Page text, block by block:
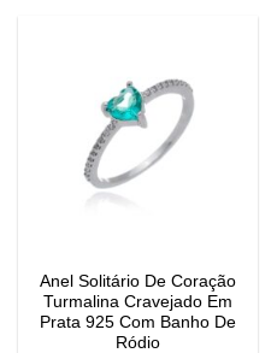
Anel Solitário De Coração
Turmalina Cravejado Em
Prata 925 Com Banho De
Ródio